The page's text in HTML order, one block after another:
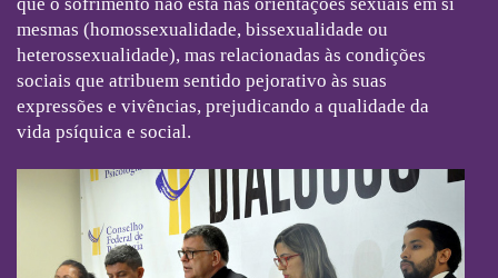
mesmas (homossexualidade, bissexualidade ou
heterossexualidade), mas relacionadas às condições
sociais que atribuem sentido pejorativo às suas
expressões e vivências, prejudicando a qualidade da
vida psíquica e social.